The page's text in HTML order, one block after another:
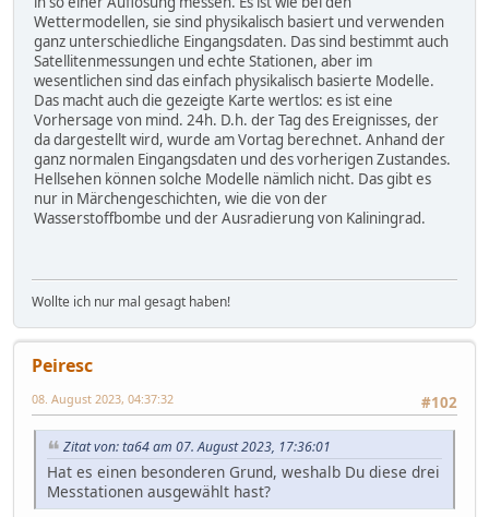
Wettermodellen, sie sind physikalisch basiert und verwenden
ganz unterschiedliche Eingangsdaten. Das sind bestimmt auch
Satellitenmessungen und echte Stationen, aber im
wesentlichen sind das einfach physikalisch basierte Modelle.
Das macht auch die gezeigte Karte wertlos: es ist eine
Vorhersage von mind. 24h. D.h. der Tag des Ereignisses, der
da dargestellt wird, wurde am Vortag berechnet. Anhand der
ganz normalen Eingangsdaten und des vorherigen Zustandes.
Hellsehen können solche Modelle nämlich nicht. Das gibt es
nur in Märchengeschichten, wie die von der
Wasserstoffbombe und der Ausradierung von Kaliningrad.
Wollte ich nur mal gesagt haben!
Peiresc
#102
08. August 2023, 04:37:32
Zitat von: ta64 am 07. August 2023, 17:36:01
Hat es einen besonderen Grund, weshalb Du diese drei
Messtationen ausgewählt hast?